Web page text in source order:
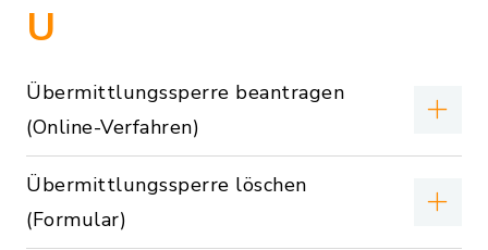
U
Übermittlungssperre beantragen
(Online-Verfahren)
Übermittlungssperre löschen
(Formular)